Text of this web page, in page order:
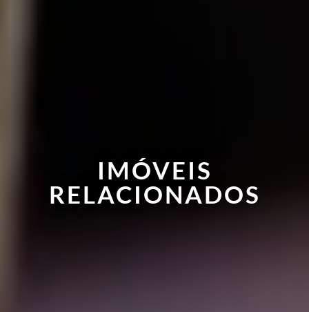
IMÓVEIS
RELACIONADOS